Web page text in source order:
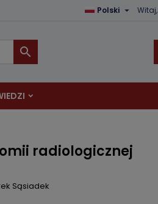
Witaj,
Polski 

radiologicznej
Sąsiadek
życzeń.